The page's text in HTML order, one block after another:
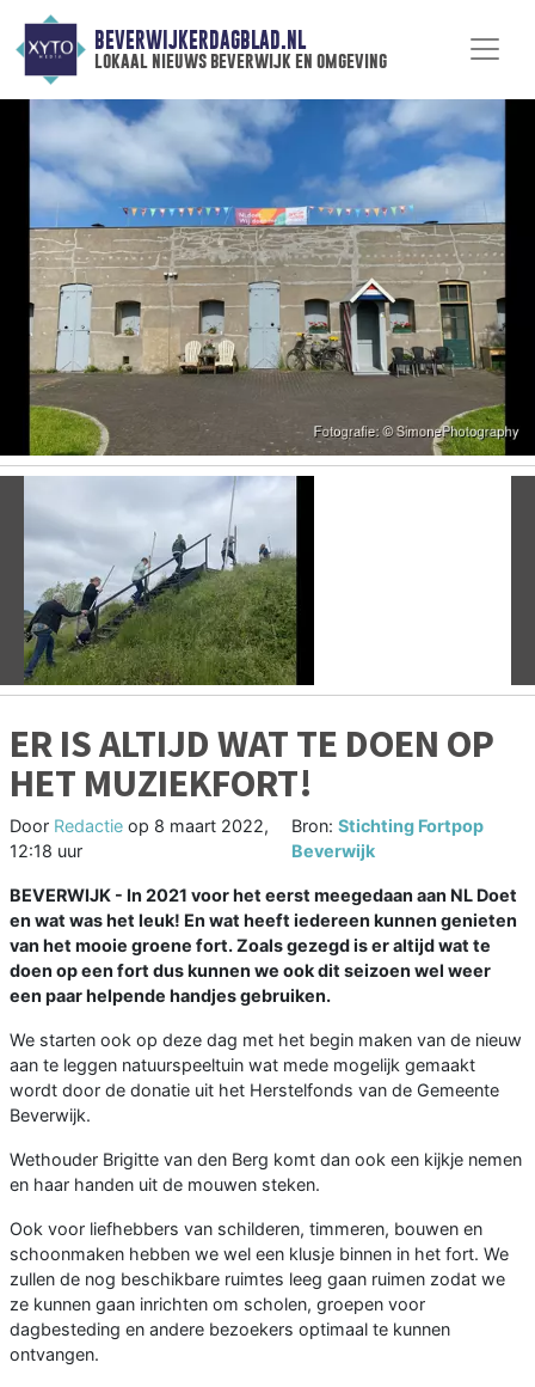
BEVERWIJKERDAGBLAD.NL
lokaal nieuws beverwijk en omgeving
Vorige
ER IS ALTIJD WAT TE DOEN OP
HET MUZIEKFORT!
Door Redactie op 8 maart 2022,
12:18 uur
Bron:Stichting Fortpop
Beverwijk
BEVERWIJK - In 2021 voor het eerst meegedaan aan NL Doet
en wat was het leuk! En wat heeft iedereen kunnen genieten
van het mooie groene fort. Zoals gezegd is er altijd wat te
doen op een fort dus kunnen we ook dit seizoen wel weer
een paar helpende handjes gebruiken.
We starten ook op deze dag met het begin maken van de nieuw
aan te leggen natuurspeeltuin wat mede mogelijk gemaakt
wordt door de donatie uit het Herstelfonds van de Gemeente
Beverwijk.
Wethouder Brigitte van den Berg komt dan ook een kijkje nemen
en haar handen uit de mouwen steken.
Ook voor liefhebbers van schilderen, timmeren, bouwen en
schoonmaken hebben we wel een klusje binnen in het fort. We
zullen de nog beschikbare ruimtes leeg gaan ruimen zodat we
ze kunnen gaan inrichten om scholen, groepen voor
dagbesteding en andere bezoekers optimaal te kunnen
ontvangen.